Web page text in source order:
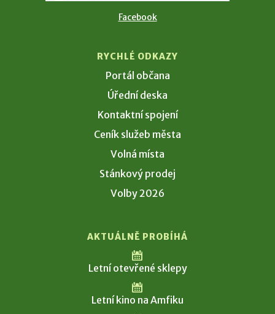
Facebook
RYCHLÉ ODKAZY
Portál občana
Úřední deska
Kontaktní spojení
Ceník služeb města
Volná místa
Stánkový prodej
Volby 2026
AKTUÁLNĚ PROBÍHÁ
Letní otevřené sklepy
Letní kino na Amfiku